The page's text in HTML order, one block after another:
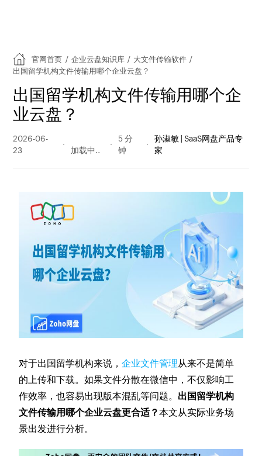
官网首页 / 企业云盘知识库 / 大文件传输软件 /
出国留学机构文件传输用哪个企业云盘？
出国留学机构文件传输用哪个企
业云盘？
2026-06-
23
量
5 分
钟
孙淑敏 | SaaS网盘产品专
家
对于出国留学机构来说，企业文件管理从来不是简单
的上传和下载。如果文件分散在微信中，不仅影响工
作效率，也容易出现版本混乱等问题。 出国留学机构
文件传输用哪个企业云盘更合适？本文从实际业务场
景出发进行分析。